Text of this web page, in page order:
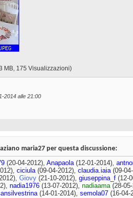
MB, 175 Visualizzazioni)
2014 alle 21:00
maria27 per questa discussione:
(20-04-2012), Anapaola(12-01-2014),
ciciula(09-04-2012), claudia.iaia(09-
Giovy (21-10-2012), giuseppina_f (12-
nadia1976 (13-07-2012), nadiaama(28-05-
(14-01-2014), semola07 (16-04-